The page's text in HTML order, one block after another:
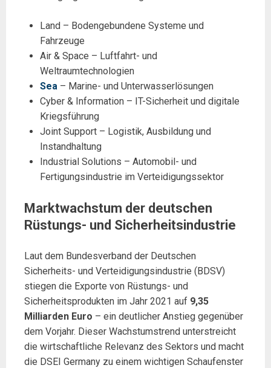
Land – Bodengebundene Systeme und
Fahrzeuge
Air & Space – Luftfahrt- und
Weltraumtechnologien
Sea– Marine- und Unterwasserlösungen
Cyber & Information – IT-Sicherheit und digitale
Kriegsführung
Joint Support – Logistik, Ausbildung und
Instandhaltung
Industrial Solutions – Automobil- und
Fertigungsindustrie im Verteidigungssektor
Marktwachstum der deutschen
Rüstungs- und Sicherheitsindustrie
Laut dem Bundesverband der Deutschen
Sicherheits- und Verteidigungsindustrie (BDSV)
stiegen die Exporte von Rüstungs- und
Sicherheitsprodukten im Jahr 2021 auf 9,35
Milliarden Euro – ein deutlicher Anstieg gegenüber
dem Vorjahr. Dieser Wachstumstrend unterstreicht
die wirtschaftliche Relevanz des Sektors und macht
die DSEI Germany zu einem wichtigen Schaufenster